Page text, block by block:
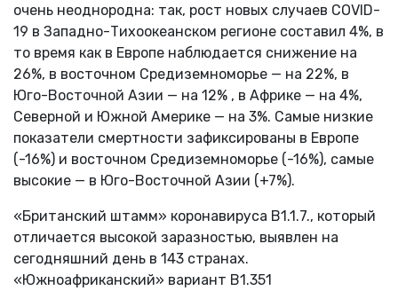
очень неоднородна: так, рост новых случаев COVID-
19 в Западно-Тихоокеанском регионе составил 4%, в
то время как в Европе наблюдается снижение на
26%, в восточном Средиземноморье — на 22%, в
Юго-Восточной Азии — на 12% , в Африке — на 4%,
Северной и Южной Америке — на 3%. Самые низкие
показатели смертности зафиксированы в Европе
(-16%) и восточном Средиземноморье (-16%), самые
высокие — в Юго-Восточной Азии (+7%).
«Британский штамм» коронавируса B1.1.7., который
отличается высокой заразностью, выявлен на
сегодняшний день в 143 странах.
«Южноафриканский» вариант В1.351